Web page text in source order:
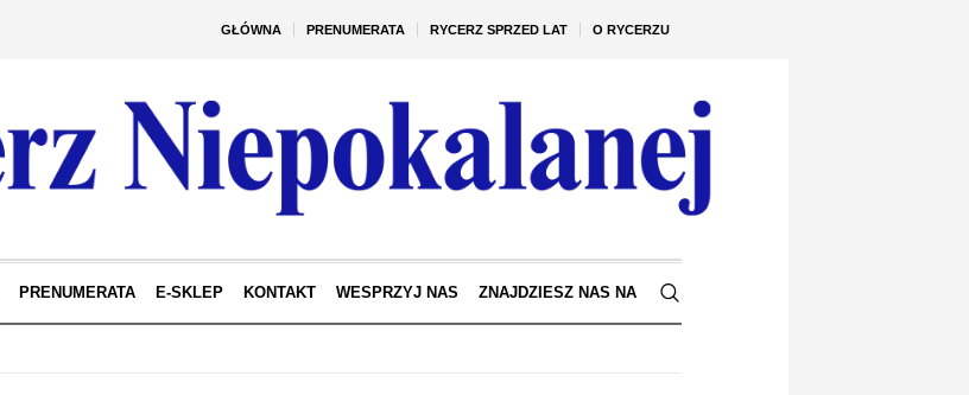
GŁÓWNA PRENUMERATA RYCERZ SPRZED LAT O RYCERZU
PRENUMERATA E-SKLEP KONTAKT WESPRZYJ NAS ZNAJDZIESZ NAS NA